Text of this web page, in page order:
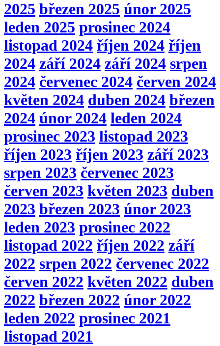
2025 březen 2025 únor 2025
leden 2025 prosinec 2024
listopad 2024 říjen 2024 říjen
2024 září 2024 září 2024 srpen
2024 červenec 2024 červen 2024
květen 2024 duben 2024 březen
2024 únor 2024 leden 2024
prosinec 2023 listopad 2023
říjen 2023 říjen 2023 září 2023
srpen 2023 červenec 2023
červen 2023 květen 2023 duben
2023 březen 2023 únor 2023
leden 2023 prosinec 2022
listopad 2022 říjen 2022 září
2022 srpen 2022 červenec 2022
červen 2022 květen 2022 duben
2022 březen 2022 únor 2022
leden 2022 prosinec 2021
listopad 2021